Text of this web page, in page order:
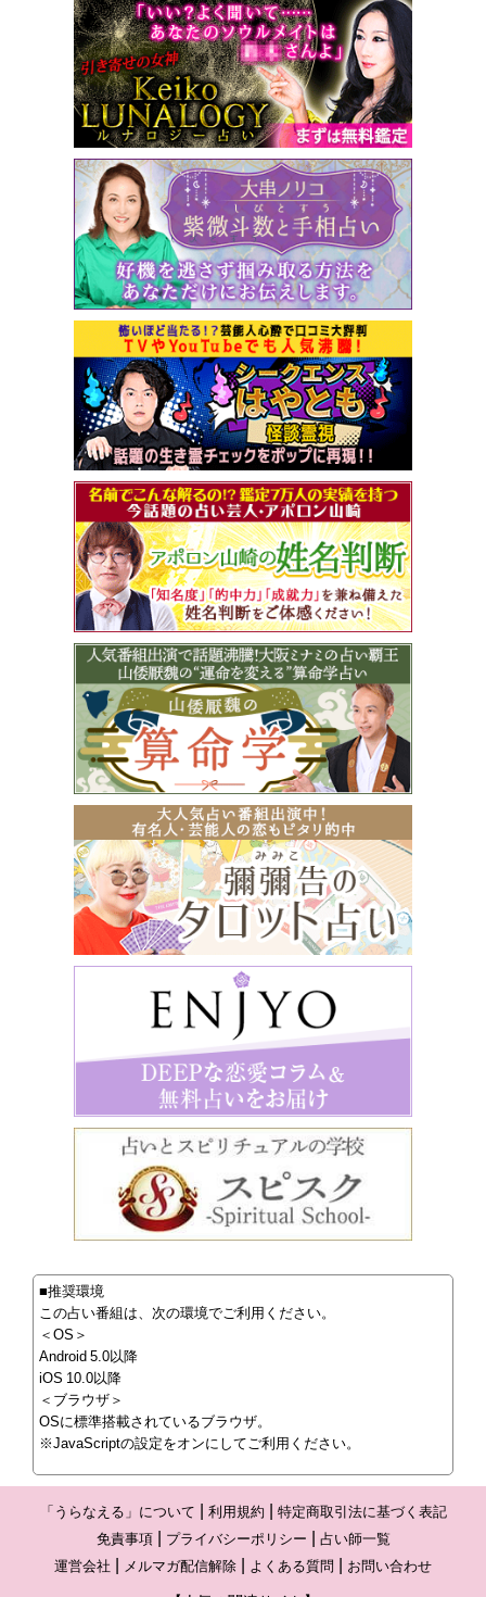
■推奨環境
この占い番組は、次の環境でご利用ください。
＜OS＞
Android 5.0以降
iOS 10.0以降
＜ブラウザ＞
OSに標準搭載されているブラウザ。
※JavaScriptの設定をオンにしてご利用ください。
「うらなえる」について 利用規約
特定商取引法に基づく表記
免責事項
プライバシーポリシー
占い師一覧
運営会社
メルマガ配信解除 よくある質問 お問い合わせ